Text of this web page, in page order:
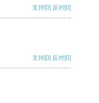
支持[0] 反对[0]
支持[0] 反对[0]